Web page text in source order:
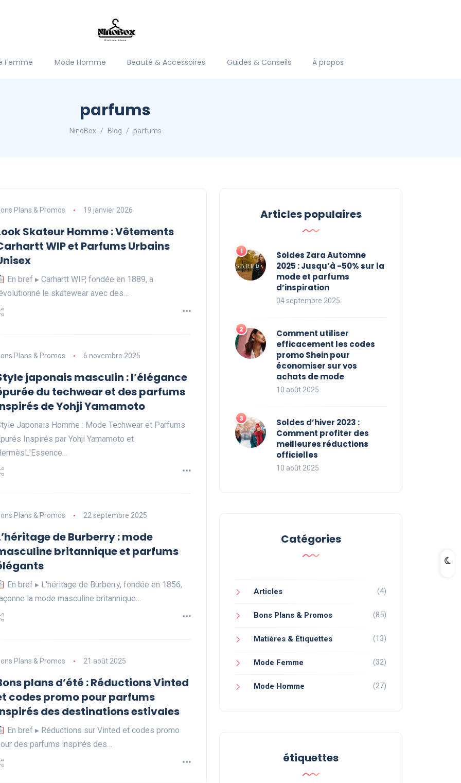
Femme Mode Homme Beauté & Accessoires Guides & Conseils À propos
parfums
NinoBox Blog parfums
Plans & Promos 19 janvier 2026
Skateur Homme : Vêtements
WIP et Parfums Urbains
En bref ▸ Carhartt WIP, fondée en 1889, a
le skatewear avec des…
Plans & Promos 6 novembre 2025
japonais masculin : l’élégance
du techwear et des parfums
de Yohji Yamamoto
Japonais Homme : Mode Techwear et Parfums
Inspirés par Yohji Yamamoto et
Plans & Promos 22 septembre 2025
de Burberry : mode
britannique et parfums
En bref ▸ L'héritage de Burberry, fondée en 1856,
la mode masculine britannique…
Plans & Promos 21 août 2025
plans d’été : Réductions Vinted
codes promo pour parfums
des destinations estivales
En bref ▸ Réductions sur Vinted et codes promo
des parfums inspirés des…
Articles populaires
Soldes Zara Automne
2025 : Jusqu’à -50% sur la
mode et parfums
d’inspiration
04 septembre 2025
Comment utiliser
efficacement les codes
promo Shein pour
économiser sur vos
achats de mode
10 août 2025
Soldes d’hiver 2023 :
Comment profiter des
meilleures réductions
officielles
10 août 2025
Catégories
Articles (4)
Bons Plans & Promos (85)
Matières & Étiquettes (13)
Mode Femme (32)
Mode Homme (27)
étiquettes